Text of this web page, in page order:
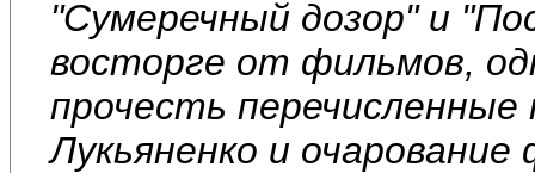
"Сумеречный дозор" и
восторге от фильмов,
прочесть перечисленные
Лукьяненко и